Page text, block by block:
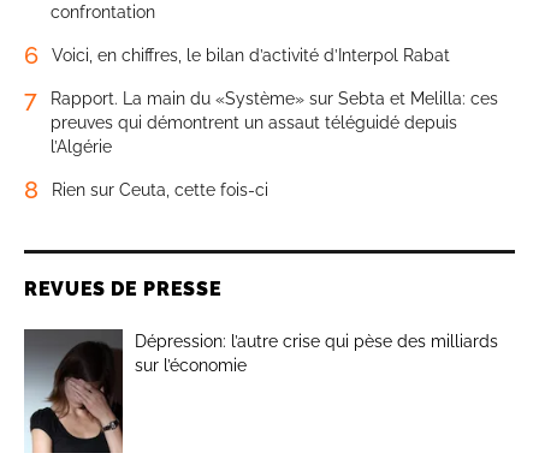
confrontation
6 Voici, en chiffres, le bilan d’activité d’Interpol Rabat
7
Rapport. La main du «Système» sur Sebta et Melilla: ces
preuves qui démontrent un assaut téléguidé depuis
l’Algérie
8 Rien sur Ceuta, cette fois-ci
REVUES DE PRESSE
Dépression: l’autre crise qui pèse des milliards
sur l’économie